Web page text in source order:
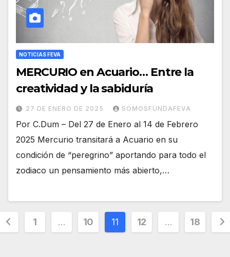
NOTICIAS FEVA
MERCURIO en Acuario… Entre la
creatividad y la sabiduría
27 DE ENERO DE 2025 SOMOSFUNDAFEVA
Por C.Dum – Del 27 de Enero al 14 de Febrero
2025 Mercurio transitará a Acuario en su
condición de “peregrino” aportando para todo el
zodiaco un pensamiento más abierto,…
1 … 10 11 12 … 18